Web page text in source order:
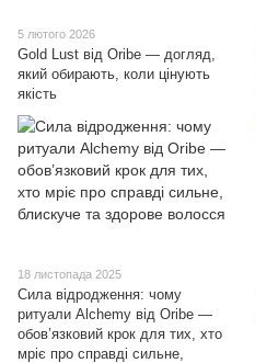
5 лютого 2026
Gold Lust від Oribe — догляд,
який обирають, коли цінують
якість
18 листопада 2025
Сила відродження: чому
ритуали Alchemy від Oribe —
обов’язковий крок для тих, хто
мріє про справді сильне,